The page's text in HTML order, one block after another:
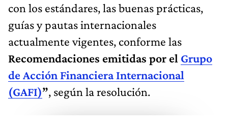
con los estándares, las buenas prácticas,
guías y pautas internacionales
actualmente vigentes, conforme las
Recomendaciones emitidas por el Grupo
de Acción Financiera Internacional
(GAFI)”, según la resolución.